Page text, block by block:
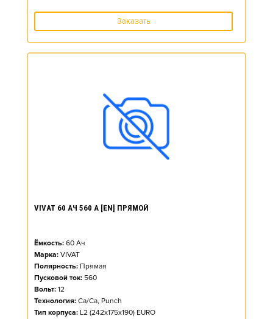
Заказать
VIVAT 60 АЧ 560 А [EN] ПРЯМОЙ
Ёмкость: 60 Ач
Марка: VIVAT
Полярность: Прямая
Пусковой ток: 560
Вольт: 12
Технология: Ca/Ca, Punch
Тип корпуса: L2 (242x175x190) EURO